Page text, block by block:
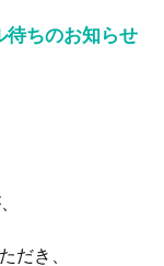
待ちのお知らせ
だき、